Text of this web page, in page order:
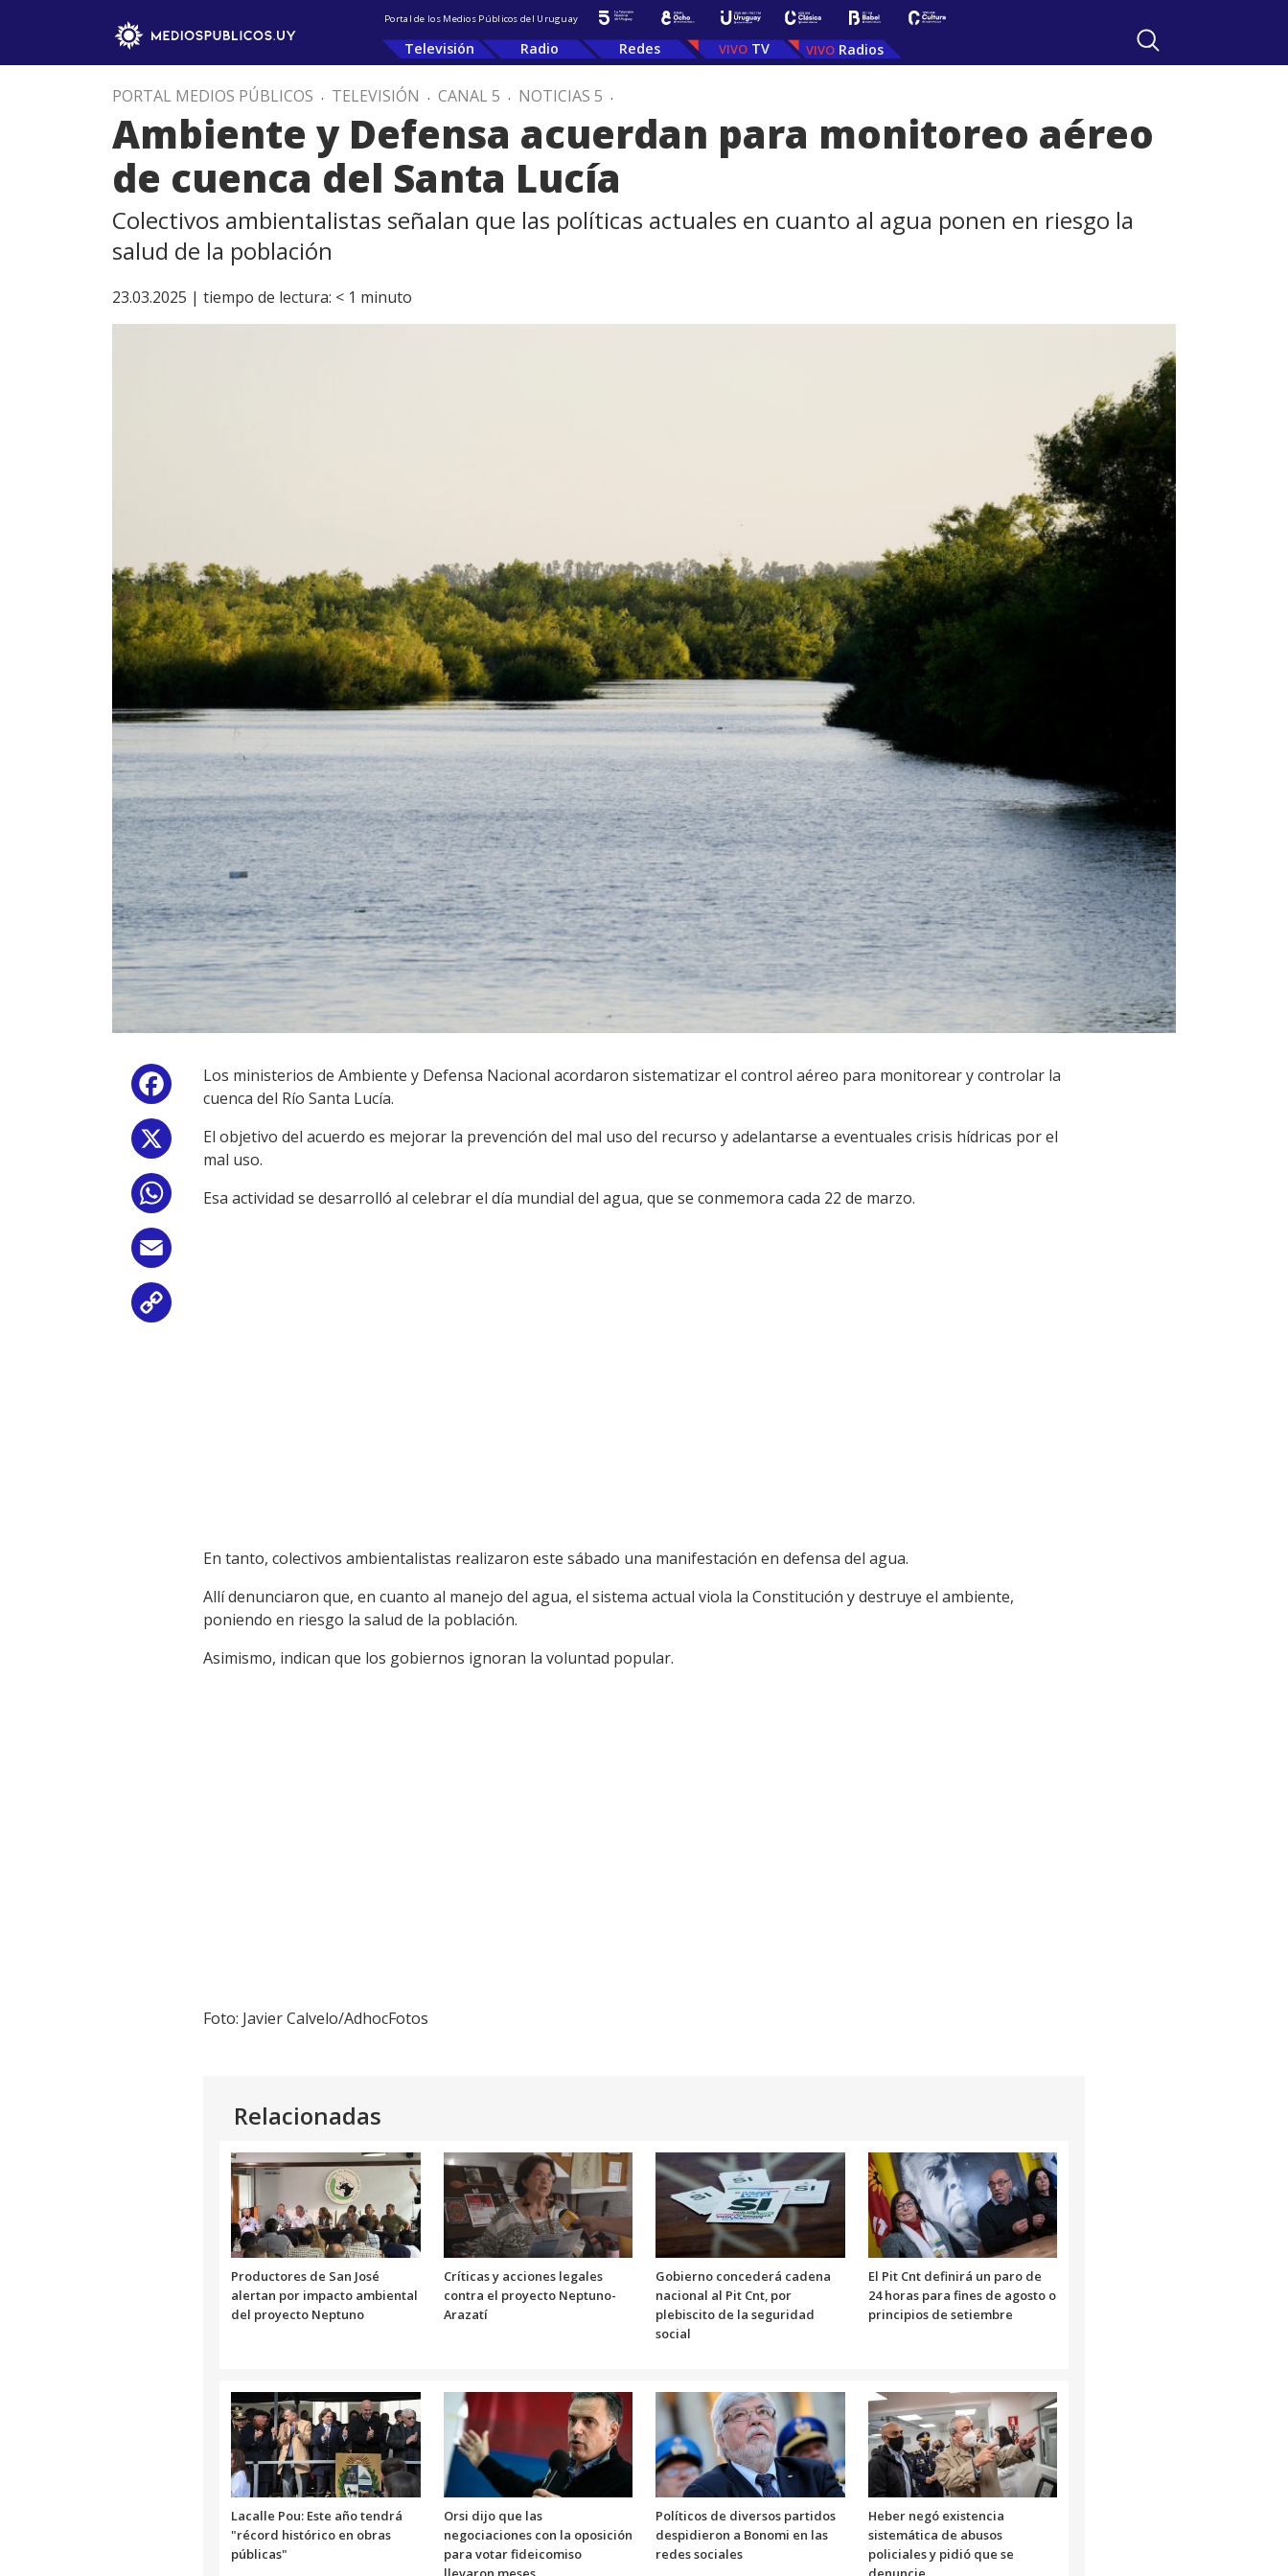
Portal de los Medios Públicos del Uruguay
Televisión Radio Redes TV Radios
PORTAL MEDIOS PÚBLICOS . TELEVISIÓN . CANAL 5 . NOTICIAS 5 .
Ambiente y Defensa acuerdan para monitoreo aéreo
de cuenca del Santa Lucía
Colectivos ambientalistas señalan que las políticas actuales en cuanto al agua ponen en riesgo la
salud de la población
23.03.2025 | tiempo de lectura: < 1 minuto
Facebook
WhatsApp
Los ministerios de Ambiente y Defensa Nacional acordaron sistematizar el control aéreo para monitorear y controlar la
cuenca del Río Santa Lucía.
El objetivo del acuerdo es mejorar la prevención del mal uso del recurso y adelantarse a eventuales crisis hídricas por el
mal uso.
Esa actividad se desarrolló al celebrar el día mundial del agua, que se conmemora cada 22 de marzo.
En tanto, colectivos ambientalistas realizaron este sábado una manifestación en defensa del agua.
Allí denunciaron que, en cuanto al manejo del agua, el sistema actual viola la Constitución y destruye el ambiente,
poniendo en riesgo la salud de la población.
Asimismo, indican que los gobiernos ignoran la voluntad popular.
Foto: Javier Calvelo/AdhocFotos
Relacionadas
Productores de San José
alertan por impacto ambiental
del proyecto Neptuno
Críticas y acciones legales
contra el proyecto Neptuno-
Arazatí
Gobierno concederá cadena
nacional al Pit Cnt, por
plebiscito de la seguridad
social
El Pit Cnt definirá un paro de
24 horas para fines de agosto o
principios de setiembre
Lacalle Pou: Este año tendrá
"récord histórico en obras
públicas"
Orsi dijo que las
negociaciones con la oposición
para votar fideicomiso
Políticos de diversos partidos
despidieron a Bonomi en las
redes sociales
Heber negó existencia
sistemática de abusos
policiales y pidió que se